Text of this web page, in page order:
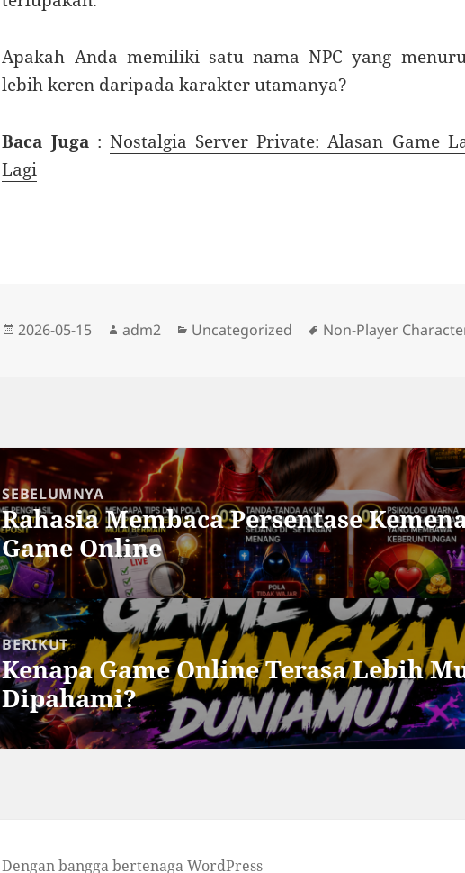
Apakah Anda memiliki satu nama NPC yang
lebih keren daripada karakter utamanya?
Baca Juga: Nostalgia Server Private: Alasan Game
Lagi
Diposkan
2026-05-15 Penulis
adm2 Kategori
Uncategorized Tag
Non-Player
SEBELUMNYA
Pos
sebelumnya:
Rahasia Membaca Persentase
Game Online
BERIKUT
Pos
berikutnya:
Kenapa Game Online Terasa Lebih
Dipahami?
Dengan bangga bertenaga WordPress